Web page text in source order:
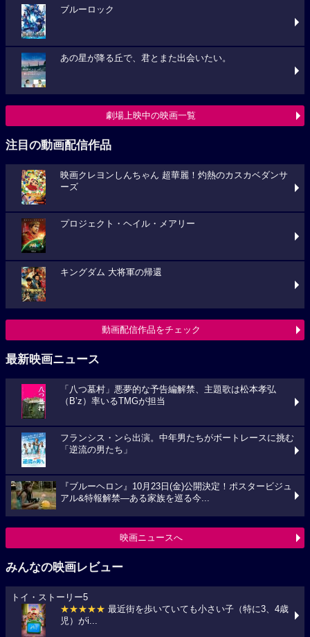
ブルーロック
あの星が降る丘で、君とまた出会いたい。
劇場上映中の映画一覧
注目の動画配信作品
映画クレヨンしんちゃん 超華麗！灼熱のカスカベダンサ
ーズ
プロジェクト・ヘイル・メアリー
キングダム 大将軍の帰還
動画配信作品をチェック
最新映画ニュース
「八つ墓村」悪夢的な予告編解禁、主題歌は松本孝弘
（B’z）率いるTMGが担当
フランシス・ンら出演。中年男たちがボートレースに挑む
「逆流の男たち」
『ブルーヘロン』10月23日(金)公開決定！ポスタービジュ
アル&特報解禁―ある家族を巡る今...
映画ニュースへ
みんなの映画レビュー
トイ・ストーリー5
★★★★★ 最近街を歩いていても小さい子（特に3、4歳
児）がi...